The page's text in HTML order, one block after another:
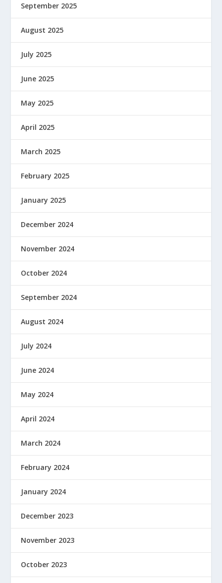
September 2025
August 2025
July 2025
June 2025
May 2025
April 2025
March 2025
February 2025
January 2025
December 2024
November 2024
October 2024
September 2024
August 2024
July 2024
June 2024
May 2024
April 2024
March 2024
February 2024
January 2024
December 2023
November 2023
October 2023